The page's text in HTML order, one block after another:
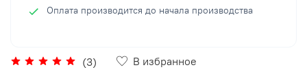
(3)
В избранное
Оплата производится до начала производства